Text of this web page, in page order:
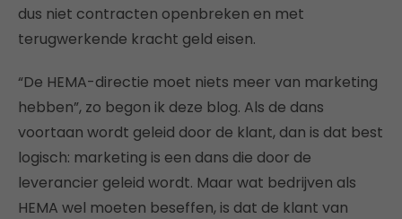
dus niet contracten openbreken en met
terugwerkende kracht geld eisen.
“De HEMA-directie moet niets meer van marketing
hebben”, zo begon ik deze blog. Als de dans
voortaan wordt geleid door de klant, dan is dat best
logisch: marketing is een dans die door de
leverancier geleid wordt. Maar wat bedrijven als
HEMA wel moeten beseffen, is dat de klant van